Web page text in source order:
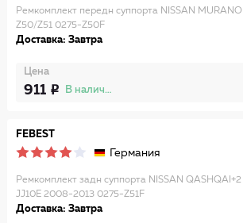
Ремкомплект передн суппорта NISSAN MURANO
Z50/Z51 0275-Z50F
Доставка: Завтра
Цена
911 В наличии
FEBEST
Германия
Ремкомплект задн суппорта NISSAN QASHQAI+2
JJ10E 2008-2013 0275-Z51F
Доставка: Завтра